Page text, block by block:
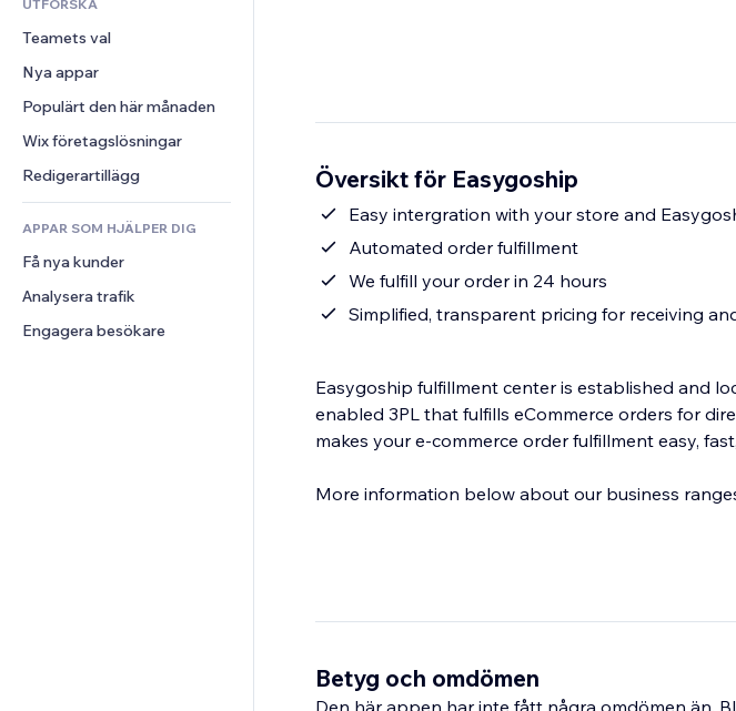
E-post
Konvertering
Kuponger och lojalitet
Lagerlösningar
Dropshipping
Priser och abonnemang
Crowdfunding
Mat och dryck
Bokningar
Fotografering
Video
PDF
Fildelning
Nyheter
Klocka
Sidmallar
Bildeffekter
Knappar och menyer
Banners och märken
Kalkylatorer
Sök
Väder
Diagram och tabeller
Undersökningar
Chatt
Kommentarer
Telefon
Community
Omdömen och recensioner
CRM
UTFORSKA
Teamets val
Nya appar
Populärt den här månaden
Wix företagslösningar
Redigerartillägg
APPAR SOM HJÄLPER DIG
Få nya kunder
Analysera trafik
Engagera besökare
Översikt för Easygoship
Easy intergration with your store and
Automated order fulfillment
We fulfill your order in 24 hours
Simplified, transparent pricing for receiving
Easygoship fulfillment center is established and
enabled 3PL that fulfills eCommerce orders for
makes your e-commerce order fulfillment easy,
More information below about our business
Betyg och omdömen